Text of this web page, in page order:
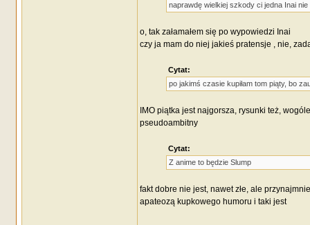
naprawdę wielkiej szkody ci jedna Inai
o, tak załamałem się po wypowiedzi Inai
czy ja mam do niej jakieś pratensje , nie,
Cytat:
po jakimś czasie kupiłam tom piąty, bo
IMO piątka jest najgorsza, rysunki też,
pseudoambitny
Cytat:
Z anime to będzie Slump
fakt dobre nie jest, nawet złe, ale
apateozą kupkowego humoru i taki jest